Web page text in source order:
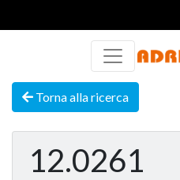
Torna alla ricerca
12.0261